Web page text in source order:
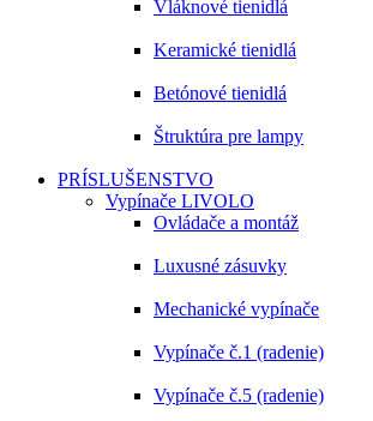
Vláknové tienidlá
Keramické tienidlá
Betónové tienidlá
Štruktúra pre lampy
PRÍSLUŠENSTVO
Vypínače LIVOLO
Ovládače a montáž
Luxusné zásuvky
Mechanické vypínače
Vypínače č.1 (radenie)
Vypínače č.5 (radenie)